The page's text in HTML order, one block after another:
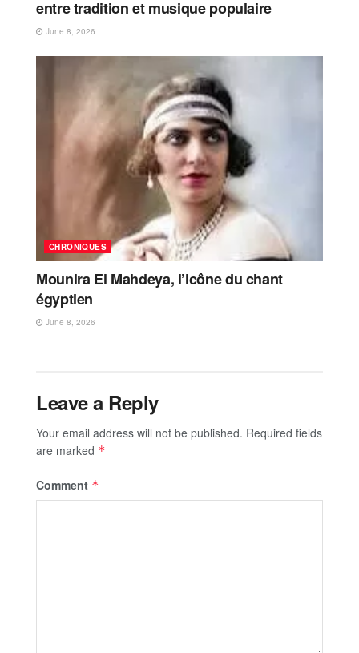
entre tradition et musique populaire
June 8, 2026
CHRONIQUES
Mounira El Mahdeya, l’icône du chant
égyptien
June 8, 2026
Leave a Reply
Your email address will not be published. Required fields
are marked *
Comment *